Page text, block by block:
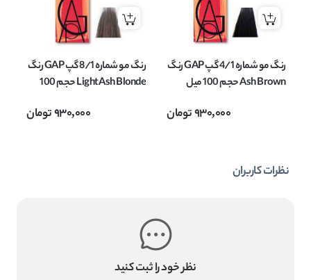
رنگ مو شماره 4/1 گپ GAP رنگ
Ash Brown حجم 100 میل
930,000تومان
رنگ مو شماره 8/1 گپ GAP رنگ
Light Ash Blonde حجم 100
930,000تومان
نظرات کاربران
نظر خود را ثبت کنید